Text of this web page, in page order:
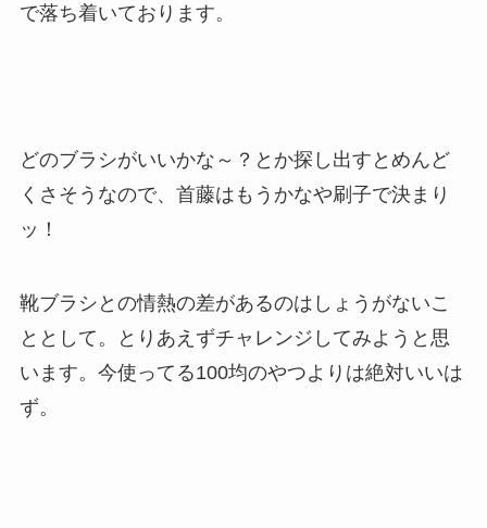
で落ち着いております。
どのブラシがいいかな～？とか探し出すとめんど
くさそうなので、首藤はもうかなや刷子で決まり
ッ！
靴ブラシとの情熱の差があるのはしょうがないこ
ととして。とりあえずチャレンジしてみようと思
います。今使ってる100均のやつよりは絶対いいは
ず。